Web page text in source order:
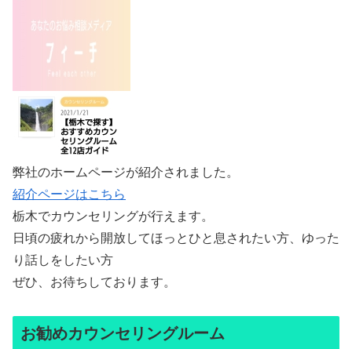
弊社のホームページが紹介されました。
紹介ページはこちら
栃木でカウンセリングが行えます。
日頃の疲れから開放してほっとひと息されたい方、ゆった
り話しをしたい方
ぜひ、お待ちしております。
お勧めカウンセリングルーム